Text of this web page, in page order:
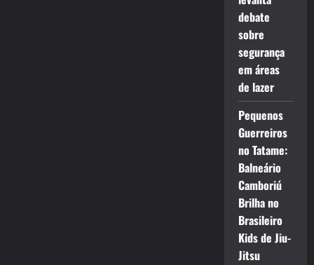
debate
sobre
segurança
em áreas
de lazer
Pequenos
Guerreiros
no Tatame:
Balneário
Camboriú
Brilha no
Brasileiro
Kids de Jiu-
Jitsu